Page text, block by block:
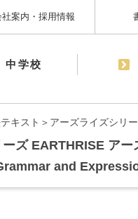
社案内・採用情報
中学校
キスト＞アーズライズシリ
ズ EARTHRISE アー
and